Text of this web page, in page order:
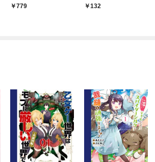
5日発売]
779
1話(Report1)
132